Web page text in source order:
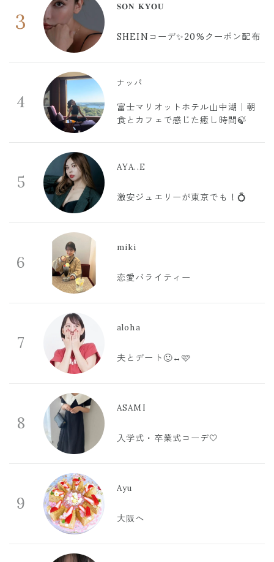
3
𝐒𝐎𝐍 𝐊𝐘𝐎𝐔
SHEINコーデ✨20%クーポン配布
4
ナッパ
富士マリオットホテル山中湖｜朝
食とカフェで感じた癒し時間🍃
5
AYA..E
激安ジュエリーが東京でも！💍
6
miki
恋愛バライティー
7
aloha
夫とデート🙂‍↔️🩷
8
ASAMI
入学式・卒業式コーデ🤍
9
Ayu
大阪へ